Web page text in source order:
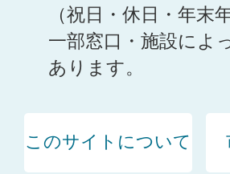
（祝日・休日・年末
一部窓口・施設によ
あります。
このサイトについて